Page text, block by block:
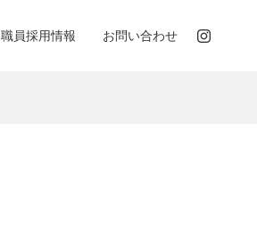
職員採用情報 お問い合わせ